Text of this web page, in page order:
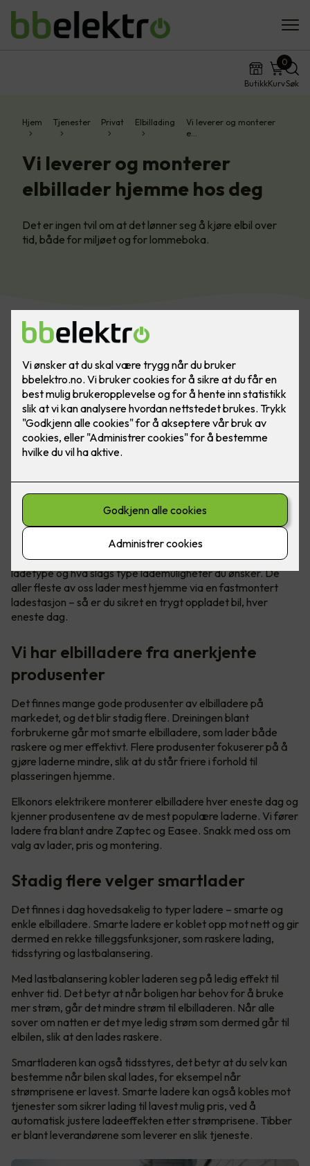
ButikkKurv
0
Søk
Hjem Tjenester Privat Elbillading
Vi leverer og monterer
e…
Vi leverer og monterer
elbillader hjemme hos deg
Det er ingen tvil om at det lønner seg å kjøre elbil over
tid, både for miljøet og for lommeboka.
Bilde: Easee
Når du kjøper elbil har du et par ting å tenke på, blant annet
ladetype og hva slags type lademuligheter du ønsker. De
aller fleste av oss lader mest hjemme via en fastmontert
ladestasjon – så er du sikret en trygt oppladet bil, hver
eneste dag.
Vi har elbilladere fra anerkjente
produsenter
Det finnes mange gode produsenter av elbilladere på
markedet, og det blir stadig flere. Dreiningen blant
forbrukerne går mot smarte elbilladere, som lader både
raskere og mer effektivt. Flere produsenter fokuserer på å
gjøre laderne mindre, slik at du står friere i forhold til
plasseringen hjemme.
Elkonors elektrikere monterer elbilladere hver eneste dag og
kjenner produsentene av de mest populære laderne. Vi fører
ladere fra blant andre Zaptec og Easee. Snakk med oss om
valg av lader, pris og montering.
Stadig flere velger smartlader
Det finnes i dag hovedsakelig to typer ladere – smarte og
enkle elbilladere. Smarte ladere er koblet opp mot nett og gir
dermed en rekke tilleggsfunksjoner, som raskere lading,
tidsstyring og lastbalansering.
Med lastbalansering kobler laderen seg på ledig effekt til
enhver tid. Det betyr at når boligen har behov for å bruke
mer strøm, går det mindre strøm til elbilladeren. Når alle
sover om natten er det mye ledig strøm som dermed går til
elbilen, slik at den lades raskere.
Smartladeren kan også tidsstyres, det betyr at du selv kan
bestemme når bilen skal lades, for eksempel når
strømprisene er lavest. Smarte ladere kan også kobles mot
tjenester som sikrer lading til lavest mulig pris, ved å
automatisk justere ladeeffekten etter strømprisene. Tibber
er blant leverandørene som leverer en slik tjeneste.